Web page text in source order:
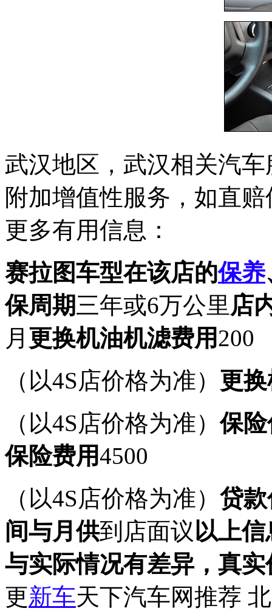
武汉地区，武汉相关汽
附加增值性服务，如直
更多有用信息：
赛拉图车型在该店的保养
保周期三年或6万公里 店
月 更换机油机滤费用200
（以4S店价格为准） 更
（以4S店价格为准）保
保险费用4500
（以4S店价格为准） 贷
间与月供到店面议以上
与实际情况有差异，真
更新车天下汽车网推荐